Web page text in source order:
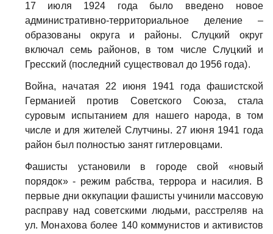
17 июля 1924 года было введено новое
административно-территориальное деление –
образованы округа и районы. Слуцкий округ
включал семь районов, в том числе Слуцкий и
Гресский (последний существовал до 1956 года).
Война, начатая 22 июня 1941 года фашистской
Германией против Советского Союза, стала
суровым испытанием для нашего народа, в том
числе и для жителей Слутчины. 27 июня 1941 года
район был полностью занят гитлеровцами.
Фашисты установили в городе свой «новый
порядок» - режим рабства, террора и насилия. В
первые дни оккупации фашисты учинили массовую
расправу над советскими людьми, расстреляв на
ул. Монахова более 140 коммунистов и активистов